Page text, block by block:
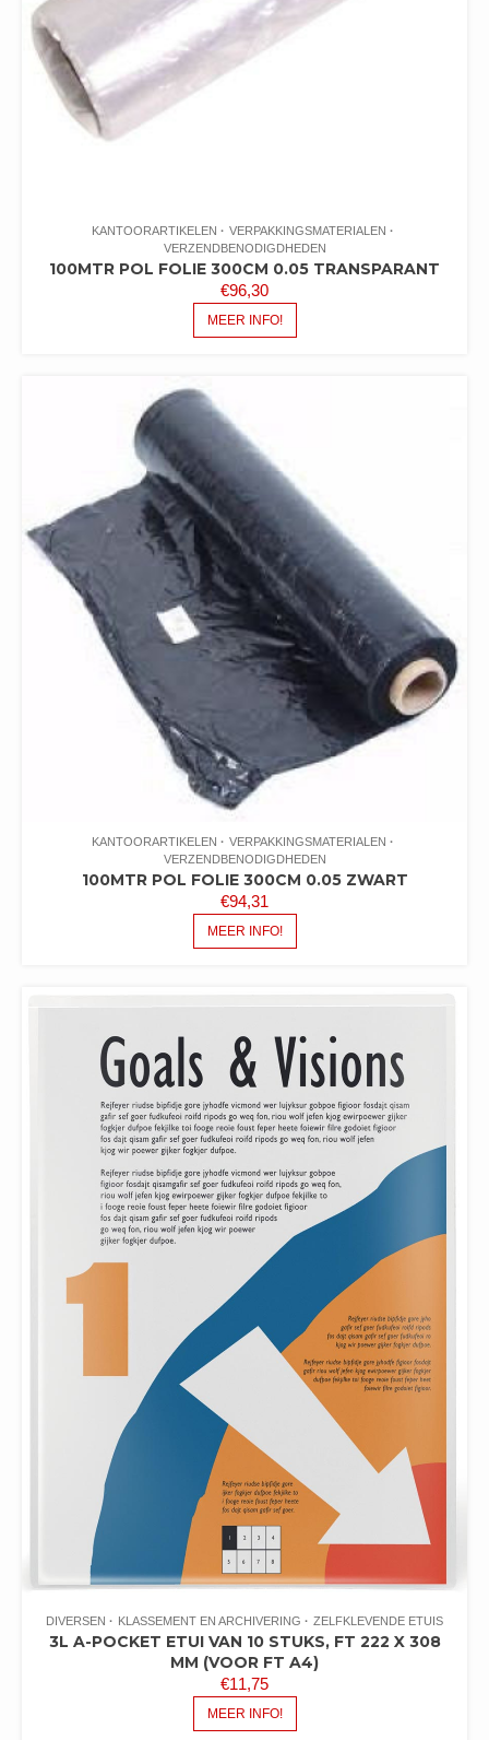
KANTOORARTIKELEN
VERPAKKINGSMATERIALEN
VERZENDBENODIGDHEDEN
100MTR POL FOLIE 300CM 0.05 TRANSPARANT
€96,30
MEER INFO!
KANTOORARTIKELEN
VERPAKKINGSMATERIALEN
VERZENDBENODIGDHEDEN
100MTR POL FOLIE 300CM 0.05 ZWART
€94,31
MEER INFO!
DIVERSEN KLASSEMENT EN ARCHIVERING ZELFKLEVENDE ETUIS
3L A-POCKET ETUI VAN 10 STUKS, FT 222 X 308
MM (VOOR FT A4)
€11,75
MEER INFO!